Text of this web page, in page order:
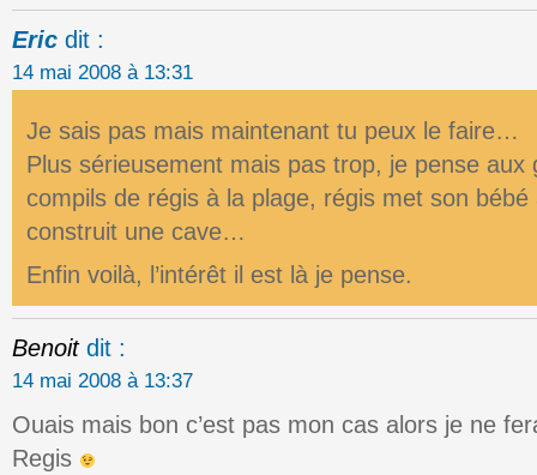
Eric dit :
14 mai 2008 à 13:31
Je sais pas mais maintenant tu peux le faire…
Plus sérieusement mais pas trop, je pense aux
compils de régis à la plage, régis met son
construit une cave…
Enfin voilà, l’intérêt il est là je pense.
Benoit dit :
14 mai 2008 à 13:37
Ouais mais bon c’est pas mon cas alors je ne
Regis